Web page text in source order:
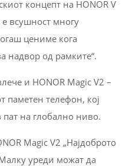
концепт на HONOR V
е всушност многу
цениме кога
надвор од рамките“.
и HONOR Magic V2 –
паметен телефон, кој
пат на глобално ниво.
Magic V2 „Најдоброто
уреди можат да